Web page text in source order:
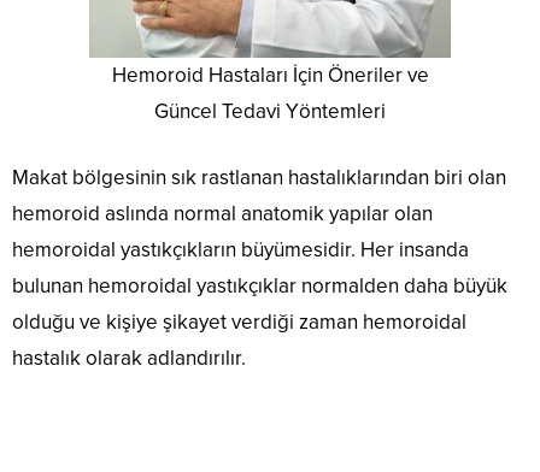
Hemoroid Hastaları İçin Öneriler ve
Güncel Tedavi Yöntemleri
Makat bölgesinin sık rastlanan hastalıklarından biri olan
hemoroid aslında normal anatomik yapılar olan
hemoroidal yastıkçıkların büyümesidir. Her insanda
bulunan hemoroidal yastıkçıklar normalden daha büyük
olduğu ve kişiye şikayet verdiği zaman hemoroidal
hastalık olarak adlandırılır.